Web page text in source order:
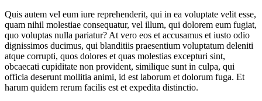
Quis autem vel eum iure reprehenderit, qui in ea voluptate velit esse,
quam nihil molestiae consequatur, vel illum, qui dolorem eum fugiat,
quo voluptas nulla pariatur? At vero eos et accusamus et iusto odio
dignissimos ducimus, qui blanditiis praesentium voluptatum deleniti
atque corrupti, quos dolores et quas molestias excepturi sint,
obcaecati cupiditate non provident, similique sunt in culpa, qui
officia deserunt mollitia animi, id est laborum et dolorum fuga. Et
harum quidem rerum facilis est et expedita distinctio.